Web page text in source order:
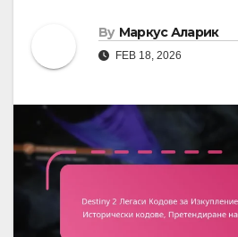
By Маркус Аларик
FEB 18, 2026